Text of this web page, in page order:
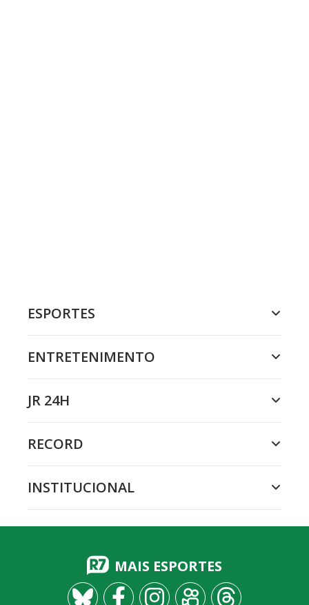
ESPORTES
ENTRETENIMENTO
JR 24H
RECORD
INSTITUCIONAL
MAIS ESPORTES